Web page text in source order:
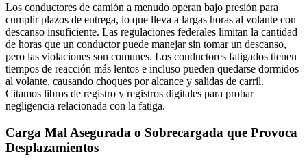
Los conductores de camión a menudo operan bajo presión para
cumplir plazos de entrega, lo que lleva a largas horas al volante con
descanso insuficiente. Las regulaciones federales limitan la cantidad
de horas que un conductor puede manejar sin tomar un descanso,
pero las violaciones son comunes. Los conductores fatigados tienen
tiempos de reacción más lentos e incluso pueden quedarse dormidos
al volante, causando choques por alcance y salidas de carril.
Citamos libros de registro y registros digitales para probar
negligencia relacionada con la fatiga.
Carga Mal Asegurada o Sobrecargada que Provoca
Desplazamientos